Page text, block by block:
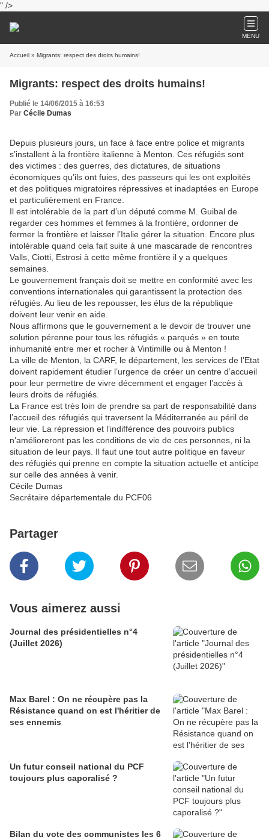
" />
MENU
Accueil » Migrants: respect des droits humains!
Migrants: respect des droits humains!
Publié le 14/06/2015 à 16:53
Par Cécile Dumas
Depuis plusieurs jours, un face à face entre police et migrants
s’installent à la frontière italienne à Menton. Ces réfugiés sont
des victimes : des guerres, des dictatures, de situations
économiques qu’ils ont fuies, des passeurs qui les ont exploités
et des politiques migratoires répressives et inadaptées en Europe
et particulièrement en France.
Il est intolérable de la part d’un député comme M. Guibal de
regarder ces hommes et femmes à la frontière, ordonner de
fermer la frontière et laisser l’Italie gérer la situation. Encore plus
intolérable quand cela fait suite à une mascarade de rencontres
Valls, Ciotti, Estrosi à cette même frontière il y a quelques
semaines.
Le gouvernement français doit se mettre en conformité avec les
conventions internationales qui garantissent la protection des
réfugiés. Au lieu de les repousser, les élus de la république
doivent leur venir en aide.
Nous affirmons que le gouvernement a le devoir de trouver une
solution pérenne pour tous les réfugiés « parqués » en toute
inhumanité entre mer et rocher à Vintimille ou à Menton !
La ville de Menton, la CARF, le département, les services de l’Etat
doivent rapidement étudier l’urgence de créer un centre d’accueil
pour leur permettre de vivre décemment et engager l’accès à
leurs droits de réfugiés.
La France est très loin de prendre sa part de responsabilité dans
l’accueil des réfugiés qui traversent la Méditerranée au péril de
leur vie. La répression et l’indifférence des pouvoirs publics
n’amélioreront pas les conditions de vie de ces personnes, ni la
situation de leur pays. Il faut une tout autre politique en faveur
des réfugiés qui prenne en compte la situation actuelle et anticipe
sur celle des années à venir.
Cécile Dumas
Secrétaire départementale du PCF06
Partager
Vous aimerez aussi
Journal des présidentielles n°4
(Juillet 2026)
Max Barel : On ne récupère pas la
Résistance quand on est l'héritier de
ses ennemis
Un futur conseil national du PCF
toujours plus caporalisé ?
Bilan du vote des communistes les 6